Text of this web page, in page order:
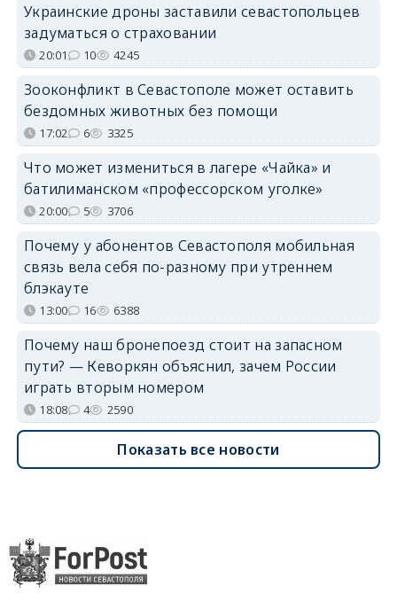
Украинские дроны заставили севастопольцев
задуматься о страховании
20:01 10 4245
Зооконфликт в Севастополе может оставить
бездомных животных без помощи
17:02 6 3325
Что может измениться в лагере «Чайка» и
батилиманском «профессорском уголке»
20:00 5 3706
Почему у абонентов Севастополя мобильная
связь вела себя по-разному при утреннем
блэкауте
13:00 16 6388
Почему наш бронепоезд стоит на запасном
пути? — Кеворкян объяснил, зачем России
играть вторым номером
18:08 4 2590
Показать все новости